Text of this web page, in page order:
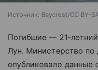
Источник: Baycrest/CC BY-
Погибшие — 21-
Лун. Министерство
опубликовало данные